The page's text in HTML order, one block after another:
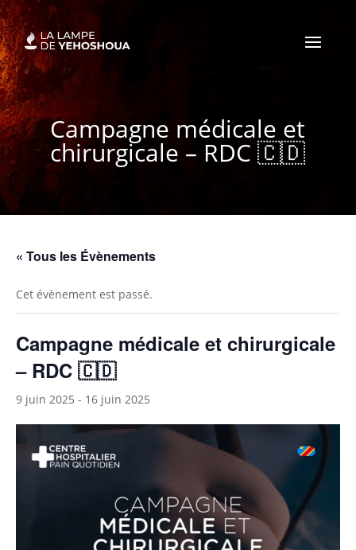
Campagne médicale et
chirurgicale – RDC 🇨🇩
« Tous les Évènements
Cet évènement est passé.
Campagne médicale et chirurgicale
– RDC 🇨🇩
9 juin 2025 - 16 juin 2025